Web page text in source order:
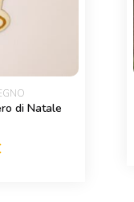
di Natale